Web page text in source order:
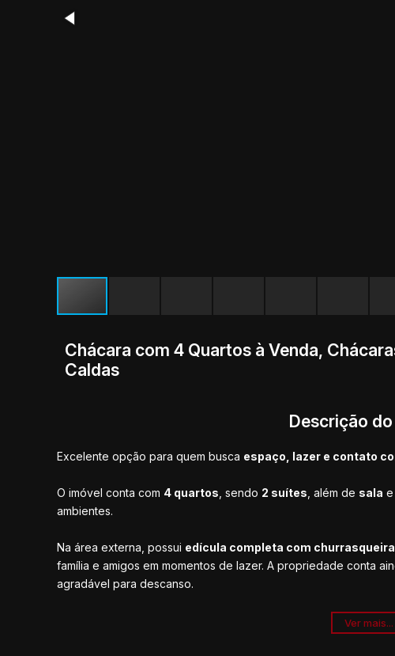
Chácara com 4 Quartos à Venda,
Caldas
Descrição
Excelente opção para quem busca espaço, lazer e contato
O imóvel conta com 4 quartos , sendo 2 suítes , além de sala e
ambientes.
Na área externa, possui edícula completa com
família e amigos em momentos de lazer. A propriedade conta
agradável para descanso.
Perfeita para quem deseja tranquilidade e um espaçoVer mais...